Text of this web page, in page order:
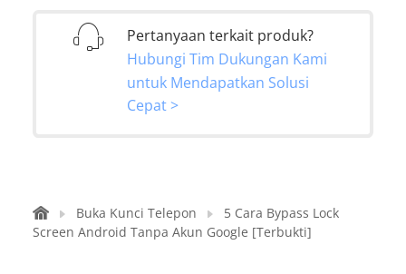
Pertanyaan terkait produk?
Hubungi Tim Dukungan Kami
untuk Mendapatkan Solusi
Cepat >
Buka Kunci Telepon
5 Cara Bypass Lock
Screen Android Tanpa Akun Google [Terbukti]